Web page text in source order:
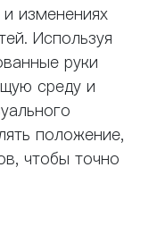
изменениях
Используя
руки
среду и
положение,
чтобы точно